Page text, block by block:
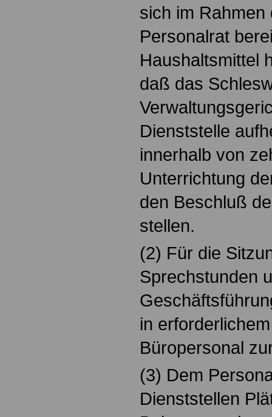
sich im Rahmen
Personalrat
Haushaltsmittel
daß das
Dienststelle
innerhalb von
Unterrichtung
den Beschluß
stellen.
(2) Für die
Sprechstunden
in
Büropersonal
(3) Dem
Dienststellen